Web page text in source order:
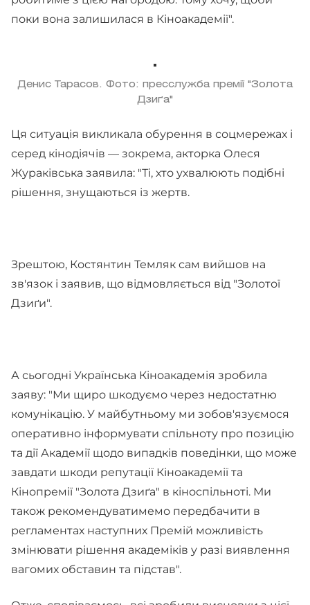
поки вона залишилася в Кіноакадемії".
Денис Тарасов. Фото: пресслужба премії "Золота
Дзиґа"
Ця ситуація викликала обурення в соцмережах і
серед кінодіячів — зокрема, акторка Олеся
Жураківська заявила: "Ті, хто ухвалюють подібні
рішення, знущаються із жертв.
Зрештою, Костянтин Темляк сам вийшов на
зв'язок і заявив, що відмовляється від "Золотої
Дзиґи".
А сьогодні Українська Кіноакадемія зробила
заяву: "Ми щиро шкодуємо через недостатню
комунікацію. У майбутньому ми зобов'язуємося
оперативно інформувати спільноту про позицію
та дії Академії щодо випадків поведінки, що може
завдати шкоди репутації Кіноакадемії та
Кінопремії "Золота Дзиґа" в кіноспільноті. Ми
також рекомендуватимемо передбачити в
регламентах наступних Премій можливість
змінювати рішення академіків у разі виявлення
вагомих обставин та підстав".